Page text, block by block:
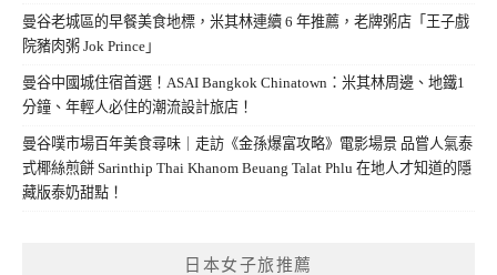
曼谷老城區的早餐美食地標，米其林連續 6 年推薦，老牌粥店「王子戲
院豬肉粥 Jok Prince」
曼谷中國城住宿首選！ASAI Bangkok Chinatown：米其林周邊、地鐵1
分鐘、年輕人必住的潮流設計旅店！
曼谷噗市場百年美食尋味｜走訪《金孫爆富攻略》電影場景 品嘗人氣泰
式椰絲煎餅 Sarinthip Thai Khanom Beuang Talat Phlu 在地人才知道的隱
藏版泰奶甜點！
日本女子旅推薦